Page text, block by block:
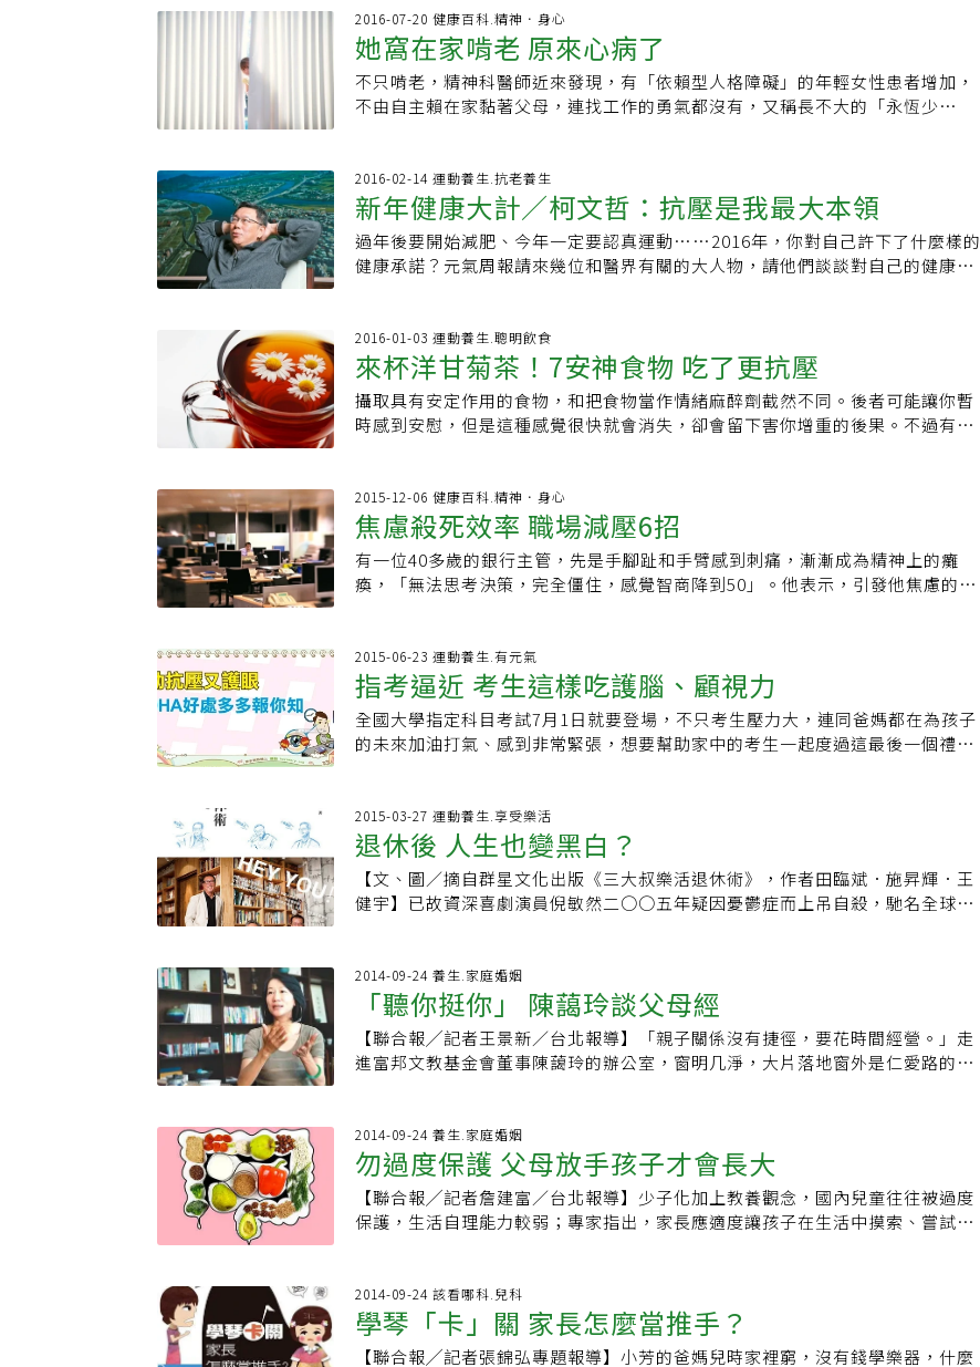
材鋪設顯得有些太單調，還可以嘗試加入人工草皮或小石子進行輔助裝飾，使陽
台的自然感更加強烈。這樣鋪設而成的地面，不管是雨水還是晾衣的滴水，都不
用擔心滲漏問題。其他材質：豐富陽台地面的「表情」除了常見的地磚和木材地
面，陽台地面材質還有更多樣化的選擇，例如可以呈現現代感的水泥粉光地板。
水泥粉光地板•特點：頗具質樸之美，防水性較好；無接縫的特性讓視覺延伸，
量較重，需考慮陽台的承重性。延伸閱讀無論是封閉式陽台還是開放式陽台，都
少不了和水打交道，不僅要防止生活用水造成積水，也要注意雨水的沖刷。因
此，陽台地面的防水處理可說是第一要務。1. 選用性能較好的防水塗料陽台防水
層是暴露在室外的，有可能遭受炎熱日光的曝曬、狂風的吹襲，以及大雨的侵
蝕。所以，應選擇抗拉強度（UTS）高、延伸率大、抗老化效果好的防水材料。
刷兩到三遍即可。3. 陽台地面需有坡度未封閉的陽台遇到暴雨會大量進水，為避
免雨水流入室內，要考慮地面水平傾斜度，保證水能流向排水孔。一般來說，陽
台地面應低於室內地面30～60mm，向排水方向做平緩斜坡，外緣設擋水邊，將
水導入排水管排出。4. 安裝排水順暢的地漏若陽台上準備放置洗衣機，應安裝專
用的洗衣機地漏，以免洗衣機排水量大於地漏排水的負荷量而導致陽台積水，不
閉水測試。陽台輕改造，小空間變大用途！300張實境照！選建材X挑家具X做造
景，兼具美感與功能的10大類設計提案陽台不只是晾衣服、擺鞋櫃的地方，不起
眼的空間也能發揮預料外的作用！書房、會客室、臥室、親子遊戲間、寵物
室……只要用點心思，居家陽台就能徹底變身──小巧精緻的綠意花園、不被打
擾的個人書房、沐浴在陽光下享受佳餚的餐廳、開啟愉悅童年世界的親子空間、
是提供一個休閒娛樂的場所，通通都能實現。
地瓜，那種好療癒、好滿足的感覺，就不該放棄。現在要買現成能吃的地瓜也挺
方便，烤的、蒸的，超商都有。◎薑黃：最天然的鎮定劑，緩解慢性發炎，提供
開創新循環的契機，助你脫離痛苦的慣性迴圈。你不一定非靠薑黃素補充劑不
可，好吃的咖哩裡面就有很多薑黃。◎蜂蜜：可提升對流感的抵抗力，並帶來甜
吧！ 除了上述十二種靜心好食，全穀物、芝麻綠豆等種子食物、多樣化的當令蔬
果、當地的藥草、綠茶或普洱茶、以傳統方法製成的起司等，也都很不錯。當我
的飲食清單以這些食物為主時，即便沒有太多時間靜坐、持咒念經，我也能一整
天心平氣和、輕安自在。優化日常飲食後，相信你也能獲得更上一層樓的靜心體
驗。(本文摘錄自時報出版《靜心・淨心：52周的修煉，一年後與完美的自己相
要，同事間彼此當後盾，有助於提振士氣，增強面對主管或其他單位的抗壓性。
若心理上真的無法負荷，在換工作之前，也可考慮提告，採取法律途徑，讓職場
霸凌者與其共犯結構得到應有制裁。【更多健康資訊，請見「健康醫療網」】
書說，不管什麼運動，有動就好！有時時間不夠或天氣太熱，他會帶兒子去游
泳，兼陪伴小孩；打桌球、籃球，只要有伴、有設備，他隨時都可上場。愛運動
的成效是，即便生活壓力大、愛吃美食，還是維持標準身材。寫書法對抗壓力 揮
別煩躁「現代人壓力大，一定要培養一種興趣，可讓自己沉澱下來。」黃國書
法。旅遊，也是黃國書補充心靈能量的一種方式，他說，以前當議員，只要休會
期間就會與家人、朋友相偕，不是出國旅行，就是在國內尋找祕境，用大自然的
美洗滌身心。「現在每天忙得團團轉，看旅遊版上美美照片和文字，也是一種樂
趣！」跑攤食物少吃點 自備最佳立委行程排滿滿，不是便當就是餐廳跑攤食物，
黃國書盡量少碰這些高油高鹽食物。一早有妻子親手磨製的愛心豆漿，不加糖，
現代人幾乎無法倖免於「高壓」生活中，如何讓自己紓壓，身心靈健康很重要，
「每個人的方式不同，找到自己所愛的嗜好與運動方式，持之以恆，就是最好的
生活方式。」■黃國書小檔案年齡：54歲學歷：國立中興大學國際政治研究所碩
士經歷：立法委員五屆台中市議員養生一句話：●很多疾病是壓力造成，要讓身
子無法忍受挫折，抗壓性偏低，將來甚至會出現危害社會的行徑。媽寶四大特徵
大部分的媽寶是由過度溺愛造成，隔代教養疼孫的比例高，甚至比父母還容易養
出媽寶！身心科醫師黃偉俐表示，被寵壞的孩子不外乎四大特徵：(1)什麼都跟媽
媽說、(2)依賴性強、(3)在經濟上沒有概念、(4)心態自私不會替人著想。這樣的孩
子通常都被當成世界中心在教養，長大後若一遇到困難及挫折，便會不堪一擊，
模式，投射到孩子身上，因此就將孩子當成小公主及小王子般寵愛，什麼都要用
好、穿好，這樣的孩子長大後容易養成自戀型人格，追求物質以及愛炫耀，當父
母無法提供保護時，他們將不堪一擊。教孩子面對困難 心靈富足比物質滿足重要
讓孩子學會自理生活才是正確的養育觀念，黃偉俐醫師建議，學習成為一個好爸
受、不具創傷，同時教導孩子學會面對困難，並解決問題，與其給予物質上的滿
足，不如教育孩子尋找心靈上的富足。【更多健康資訊，請見「健康醫療網」】
2016-07-20 健康百科.精神．身心
她窩在家啃老 原來心病了
不只啃老，精神科醫師近來發現，有「依賴型人格障礙」的年輕女性患者增加，
不由自主賴在家黏著父母，連找工作的勇氣都沒有，又稱長不大的「永恆少
工作自卑、依賴辭職在家，甚至最後一定要父母陪同才願意出門。開業精神科診
所醫師楊聰財表示，「依賴型人格障礙」患者是本身人格出現問題，並非單純啃
老。楊聰財說，他收治的這名患者小美，從小特別受父親寵愛，大學畢業後雖然
找到工作，卻因為習慣依賴、缺乏責任感且個性消極，常被主管及同事抱怨；加
上抗壓力不足，只要有一點委屈就逃避，最後因職場適應困難，乾脆辭職在家。
人格障礙」。開業精神科醫師劉誠崇表示，根據國外研究資料顯示，「依賴型人
格障礙」盛行率約0.6%，與遺傳、環境有關；不過一般認為，應與父母親的教育
及環境相關性較大，患者可能從小父母過度寵溺，不願放手讓孩子學習獨立，長
大後也很在意別人的評斷，造成無法自行抉擇、解決問題。劉誠崇說，治療方
父母也要學著放手，讓患者學習自主、提升自信和獨立能力，當患者擴大社交
圈，就能逐漸恢復正常的社會功能。
2016-02-14 運動養生.抗老養生
新年健康大計／柯文哲：抗壓是我最大本領
過年後要開始減肥、今年一定要認真運動……2016年，你對自己許下了什麼樣的
健康承諾？元氣周報請來幾位和醫界有關的大人物，請他們談談對自己的健康期
襯衫、夾克，沒有領帶、沒有西裝外套、沒有皮鞋，這就是台北市長柯文哲平常
的裝扮。隨興自然最輕鬆的穿著，也凸顯他的養生哲學，那就是生活簡單，隨遇
而安，不菸不酒，保持一定體重，該吃藥就吃藥，該怎麼樣就怎麼樣。柯文哲當
過兩年兵，還拿過陸軍獎狀。當兵還拿獎狀，是因榮譽感嗎？他笑著說，不是因
榮譽感，而是自己的個性就是要把它做好，看到可以考一百分，不考一百分就不
車挑戰的柯文哲，超人般的體力，令外界印象深刻。談起這段「騎跡史」，他
說，從來不養生、不運動，就是靠著意志力，撐完全程。不過幕僚私下透露，柯
早在兩個月前就開始訓練體能。每天跑完行程後，開始在練習台上踩車，一周三
次。訓練內容包含耐力訓練、強度間歇訓練、踩踏節奏心肺訓練等。平常更是爬
龍頭；晚上回飯店時，更是痛到躺不下去。但睡一個晚上就好了，「神奇的恢復
能力」讓他隔天七點就起床，開始用LINE工作。近期興趣 思索心靈力量柯文哲
說，出發前有想過不行就算了，「只是我的意志力太強大了」。三言兩語總脫離
不了「意志力」，他直言，「mind、心靈的力量」是他最近感興趣的題目，無論
未來歷史是不是固定的，到底有沒有人的意志在裡面；人因夢想而偉大，但夢想
意志力能超越肉體嗎？他神祕地說，「你沒看到醫院裡想要活的人，總是比不想
活的人活得久。」簡單的一句話，打發外界所有疑問。【體重管理】這餐吃太多
下一餐自動減量從醫界轉任政界的台北市長柯文哲，談到就任一年多來的生活改
變，柯直言，每天都是一樣在過日子，只是過去在台大外科任職，晚上常常被叫
書。「我已經討厭我的演藝人生。」當醫生比較不用做這麼多不喜歡做的事情。
有什麼紓壓的方式？柯文哲自信地表示「抗壓就是我最大的本領」。過去二十幾
年的生活，當過外科加護病房主任、創傷醫學部主任，管的是外科加護病房、外
科急診、創傷、葉克膜、器官移植、器官捐贈等，這些工作最大特色就是「不確
定」。也因為不確定的情況太多，訓練出他「多視窗」決策的本領。不過他也
控制體重，不過自己不愛吃肉，若這一餐吃太多，下一餐就自動減少，腦袋裡自
動會計算。▇ 柯文哲小檔案年齡：56歲現任：台北市長經歷：台大醫院外科部主
治醫師兼創傷醫學部主任、台大醫院加護病房心血管中心加護病房主任自我健康
期許：生活要簡單，不抽菸不喝酒，不要吃太胖，血壓要控制。
2016-01-03 運動養生.聰明飲食
來杯洋甘菊茶！7安神食物 吃了更抗壓
攝取具有安定作用的食物，和把食物當作情緒麻醉劑截然不同。後者可能讓你暫
時感到安慰，但是這種感覺很快就會消失，卻會留下害你增重的後果。不過有些
軟綿的水果助你的身體抗壓，它含有豐富的穀胱甘&amp;#32957;，能阻止腸道
吸收會造成氧化傷害的某些脂肪。鱷梨還有葉黃素、胡蘿蔔素、維他命E，而且葉
酸含量是水果之冠。3.莓果：藍莓所含的花青素最多，這種物質與各種健康益處
有關，包括較敏銳的認知。但是不論是草莓、覆盆子或黑莓，所有莓果都有豐富
的維他命C，而這種維他命有助抗壓。4.腰果：腰果是特別好的鋅來源，一盎司就
料。賓州大學的研究顯示，患有焦慮症的57人食用洋甘菊補充劑8周後，焦慮症狀
大減。馬里蘭大學醫療中心則發現，除了鎮定心神以外，洋甘菊也幫助睡眠。6.
巧克力：除了含有豐富的抗氧化劑以外，巧克力和情緒有關，適量的吃可讓你情
緒好轉。黑巧克力可降低血壓，增添安定感，所含的抗氧化劑多酚和黃烷醇，比
疫系統，大蒜則可助免疫力回升。
2015-12-06 健康百科.精神．身心
焦慮殺死效率 職場減壓6招
有一位40多歲的銀行主管，先是手腳趾和手臂感到刺痛，漸漸成為精神上的癱
瘓，「無法思考決策，完全僵住，感覺智商降到50」。他表示，引發他焦慮的主
工。別人只發現他受影響的是工作，而非心理。他說：「我向來被視為『金
童』，老闆批評我的工作表現時，我就發作了。」他擔心別人認為他虛有其表，
在這樣心理的折磨下，他考慮自殺，所幸在接受協助後，他已重回工作崗位，成
了研判其他人焦慮徵兆的專家。造成壓力的精神疾病，可能正是高成就者爬上目
前地位的原因，他們帶有完美主義，願意滿足變強的需求，對出現的各種威脅特
數增加了24％。這些現象常被歸咎於現代工作型態，包括簡訊、電子郵件以及推
特訊息如影隨形，機器人的使用減少就業機會、新技術讓企業消失，工作難以安
穩，企業凝聚力不足。一旦員工健康狀態不佳，雇主的問題除了他們曠職，還有
「假性出席」（presenteeism），也就是在健康狀態不佳時勉強上班，表現低於
人類狀態的特徵，每個人均有某種程度的焦慮。有時甚至能提升表現，但過度焦
慮具傷害力，有時會讓人酗酒或濫用藥物。據統計，過去20年來美國企業推行此
類計畫的比率已倍增至74%；擔心耗損生產力的老闆聘請顧問協助員工處理職場
焦慮及壓力，這些顧問已經發展為非正式的產業之一。「正念」
（mindfulness）減壓課程，如今被Google、蘋果等企業採用，讓員工冥想、專
地在提供協助後就將解決焦慮的責任推給員工。鼓勵員工分享經驗，也是處理焦
慮症的重要一環。高層主管如果願意談談個人的焦慮現象，有幫助降低其他員工
不願尋求幫助的意願；許多人對自己的焦慮難以啟齒，企業應設法讓他們更容易
開口。▍提供優質新聞，還需要你的鼓勵，按讚加入《元氣網粉絲團》：
2015-06-23 運動養生.有元氣
指考逼近 考生這樣吃護腦、顧視力
全國大學指定科目考試7月1日就要登場，不只考生壓力大，連同爸媽都在為孩子
的未來加油打氣、感到非常緊張，想要幫助家中的考生一起度過這最後一個禮
的超級好夥伴。資料來源：健談星星果粉營養素 植物性魚油是鮭魚的12倍各式養
生飲品飲用方便 輕鬆喝出健康馬上加入【好食在粉絲團】
2015-03-27 運動養生.享受樂活
退休後 人生也變黑白？
【文、圖／摘自群星文化出版《三大叔樂活退休術》，作者田臨斌．施昇輝．王
健宇】已故資深喜劇演員倪敏然二○○五年疑因憂鬱症而上吊自殺，馳名全球的
令人的意外的方式收場？我想，愈棒的喜劇演員，其實他的內心愈是悲傷的。能
夠讓人歡笑的人，不是因為他懂得歡笑，而是他經歷過悲傷。人在一生中，難免
會遇到各種挫折，但這些挫折可能都是轉折點，會讓我們的中心思想一直修正，
可能向左修，也可能向右轉。但不論人生如何轉向，一定記得，要愛自己。所謂
「愛自己」，指的是，一個人不僅能與別人在一起，而且也能獨處；可以跟親朋
回饋，一般說法稱為腹式呼吸，心靈沉澱。舒壓、減壓、抗壓透過靜坐、冥想、
打禪、讀經來做到，這些是屬於靜態的心靈沉澱。另外，動態的心靈沉澱可透由
瑜伽、柔軟操、健身操、太極拳達成。這些活動不一定要退休後才開始，如果能
在之前就養成習慣，效果會更好。因為現代人太忙碌，靜不下來，所以心靈沉澱
外，要找一些身體能夠負荷的運動。五十歲以後可做的運動，包括打太極拳、高
爾夫球、走路，游泳，視自己的狀況與興趣去選擇。過了五十歲，不要再打籃球
了，也不要穿著護膝打羽毛球，這都不對。為什麼運動類型要換？因為不同階
2014-09-24 養生.家庭婚姻
「聽你挺你」 陳藹玲談父母經
【聯合報╱記者王景新／台北報導】「親子關係沒有捷徑，要花時間經營。」走
進富邦文教基金會董事陳藹玲的辦公室，窗明几淨，大片落地窗外是仁愛路的林
子關係」的美好，與社會安定有莫大的關聯。從7歲開始，陳藹玲便不斷自問：
「生命的意義到底是什麼？」她鑽研「聖經」多年，後來在「金剛經」領悟了佛
教「空」便是放下執著，因此她能從此虔心修佛，成立基金會，自渡也渡人，如
今基金會20周年，憑著一股「應該做些什麼事」的意志，「聽你挺你」於是付
梓。陳藹玲說，大女兒曾在求學期間，遭同儕不斷嘲弄「妳是千金小姐耶！」讓
像她夫婿富邦集團董事長蔡明忠，無論身在天涯海角，再忙每周日一定是
「Family Day」，就算孩子在外地念書，陳藹玲也會透過臉書或書信方式，維持
與孩子們互動，「要用觀察者的角度，不要讓他們覺得在監視。」為人父母者最
2014-09-24 養生.家庭婚姻
勿過度保護 父母放手孩子才會長大
【聯合報╱記者詹建富／台北報導】少子化加上教養觀念，國內兒童往往被過度
保護，生活自理能力較弱；專家指出，家長應適度讓孩子在生活中摸索、嘗試錯
梯，家長擔心孩子走丟、被綁架，不辭辛勞接送上、下學，或有娃娃校車送到家
門口。小朋友幾乎少有走路的機會，不會獨自過馬路，也失去沿路見識探索的樂
趣。不只如此，大多數學齡前兒童吃飯比較慢，還會弄得一團亂，有的家長乾脆
2014-09-24 該看哪科.兒科
學琴「卡」關 家長怎麼當推手？
【聯合報╱記者張錦弘專題報導】小芳的爸媽兒時家裡窮，沒有錢學樂器，什麼